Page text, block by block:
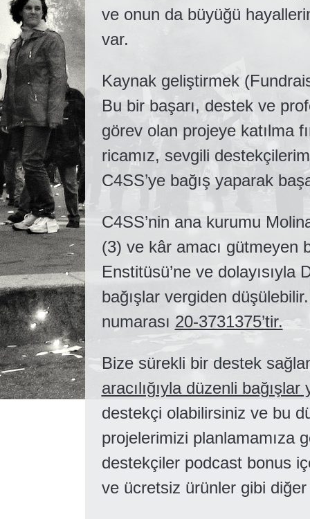
ve onun da büyüğü
var.
Kaynak geliştirmek
Bu bir başarı, destek ve
görev olan projeye katılma
ricamız, sevgili
C4SS’ye bağış yaparak
C4SS’nin ana kurumu
(3) ve kâr amacı gütmeyen
Enstitüsü’ne ve dolayısıyla
bağışlar vergiden
numarası 20-3731375’tir.
Bize sürekli bir destek
aracılığıyla düzenli bağışlar
destekçi olabilirsiniz ve bu
projelerimizi planlamamıza
destekçiler podcast bonus
ve ücretsiz ürünler gibi diğer